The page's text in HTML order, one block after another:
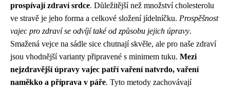
prospívají zdraví srdce. Důležitější než množství cholesterolu
ve stravě je jeho forma a celkové složení jídelníčku. Prospěšnost
vajec pro zdraví se odvíjí také od způsobu jejich úpravy.
Smažená vejce na sádle sice chutnají skvěle, ale pro naše zdraví
jsou vhodnější varianty připravené s minimem tuku. Mezi
nejzdravější úpravy vajec patří vaření natvrdo, vaření
naměkko a příprava v páře. Tyto metody zachovávají